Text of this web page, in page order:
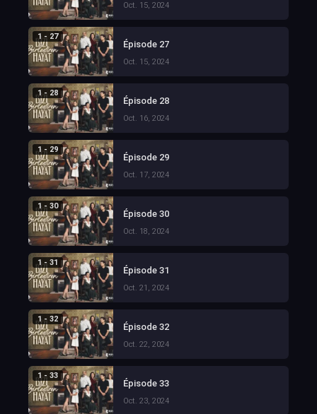
Oct. 15, 2024
1 - 27
Épisode 27
Oct. 15, 2024
1 - 28
Épisode 28
Oct. 16, 2024
1 - 29
Épisode 29
Oct. 17, 2024
1 - 30
Épisode 30
Oct. 18, 2024
1 - 31
Épisode 31
Oct. 21, 2024
1 - 32
Épisode 32
Oct. 22, 2024
1 - 33
Épisode 33
Oct. 23, 2024